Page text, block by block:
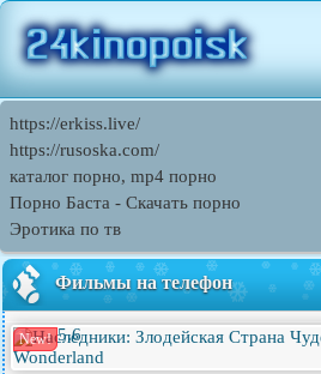
https://erkiss.live/
https://rusoska.com/
каталог порно, mp4 порно
Порно Баcта - Скачать порно
Эротика по тв
Фильмы на телефон
New! 5.6